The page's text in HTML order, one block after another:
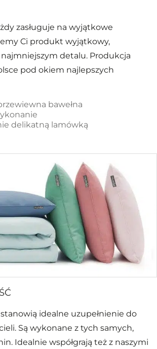
zasługuje na wyjątkowe
Ci produkt wyjątkowy,
detalu. Produkcja
pod okiem najlepszych
bawełna
delikatną lamówką
idealne uzupełnienie do
Są wykonane z tych samych,
Idealnie współgrają też z naszymi